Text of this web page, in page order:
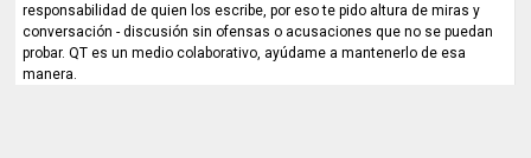
responsabilidad de quien los escribe, por eso te pido altura de miras y
conversación - discusión sin ofensas o acusaciones que no se puedan
probar. QT es un medio colaborativo, ayúdame a mantenerlo de esa
manera.